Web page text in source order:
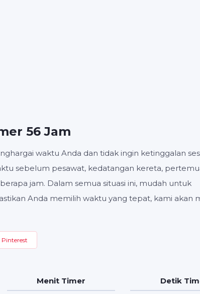
56 Jam
waktu Anda dan tidak ingin ketinggalan
sebelum pesawat, kedatangan kereta,
jam. Dalam semua situasi ini, mudah untuk
Anda memilih waktu yang tepat, kami akan
Pinterest
Menit Timer Detik